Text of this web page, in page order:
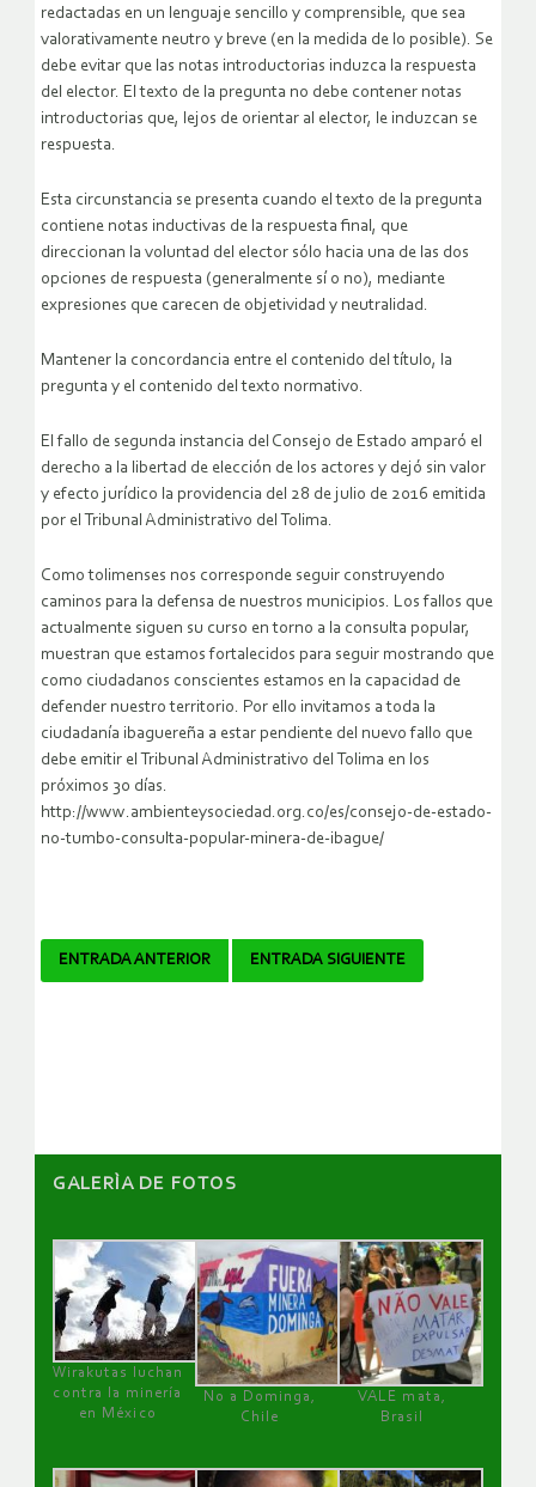
redactadas en un lenguaje sencillo y comprensible, que sea
valorativamente neutro y breve (en la medida de lo posible). Se
debe evitar que las notas introductorias induzca la respuesta
del elector. El texto de la pregunta no debe contener notas
introductorias que, lejos de orientar al elector, le induzcan se
respuesta.
Esta circunstancia se presenta cuando el texto de la pregunta
contiene notas inductivas de la respuesta final, que
direccionan la voluntad del elector sólo hacia una de las dos
opciones de respuesta (generalmente sí o no), mediante
expresiones que carecen de objetividad y neutralidad.
Mantener la concordancia entre el contenido del título, la
pregunta y el contenido del texto normativo.
El fallo de segunda instancia del Consejo de Estado amparó el
derecho a la libertad de elección de los actores y dejó sin valor
y efecto jurídico la providencia del 28 de julio de 2016 emitida
por el Tribunal Administrativo del Tolima.
Como tolimenses nos corresponde seguir construyendo
caminos para la defensa de nuestros municipios. Los fallos que
actualmente siguen su curso en torno a la consulta popular,
muestran que estamos fortalecidos para seguir mostrando que
como ciudadanos conscientes estamos en la capacidad de
defender nuestro territorio. Por ello invitamos a toda la
ciudadanía ibaguereña a estar pendiente del nuevo fallo que
debe emitir el Tribunal Administrativo del Tolima en los
próximos 30 días.
http://www.ambienteysociedad.org.co/es/consejo-de-estado-
no-tumbo-consulta-popular-minera-de-ibague/
Navegador
ENTRADA ANTERIOR ENTRADA SIGUIENTE
GALERÌA DE FOTOS
Wirakutas luchan
contra la minería
en México
No a Dominga,
Chile
VALE mata,
Brasil